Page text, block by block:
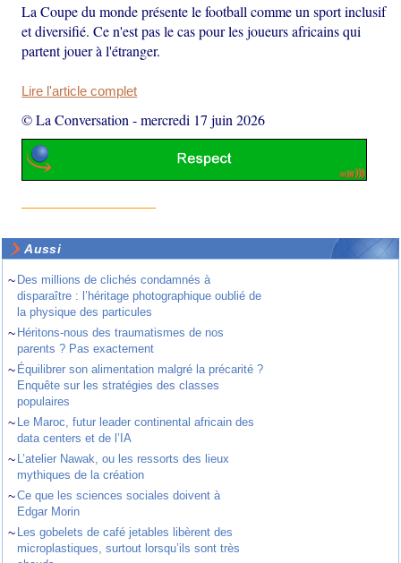
La Coupe du monde présente le football comme un sport inclusif
et diversifié. Ce n'est pas le cas pour les joueurs africains qui
partent jouer à l'étranger.
Lire l'article complet
© La Conversation -mercredi 17 juin 2026
Aussi
~ Des millions de clichés condamnés à
disparaître : l’héritage photographique oublié de
la physique des particules
~ Héritons-nous des traumatismes de nos
parents ? Pas exactement
~ Équilibrer son alimentation malgré la précarité ?
Enquête sur les stratégies des classes
populaires
~ Le Maroc, futur leader continental africain des
data centers et de l’IA
~ L’atelier Nawak, ou les ressorts des lieux
mythiques de la création
~Ce que les sciences sociales doivent à
Edgar Morin
~ Les gobelets de café jetables libèrent des
microplastiques, surtout lorsqu’ils sont très